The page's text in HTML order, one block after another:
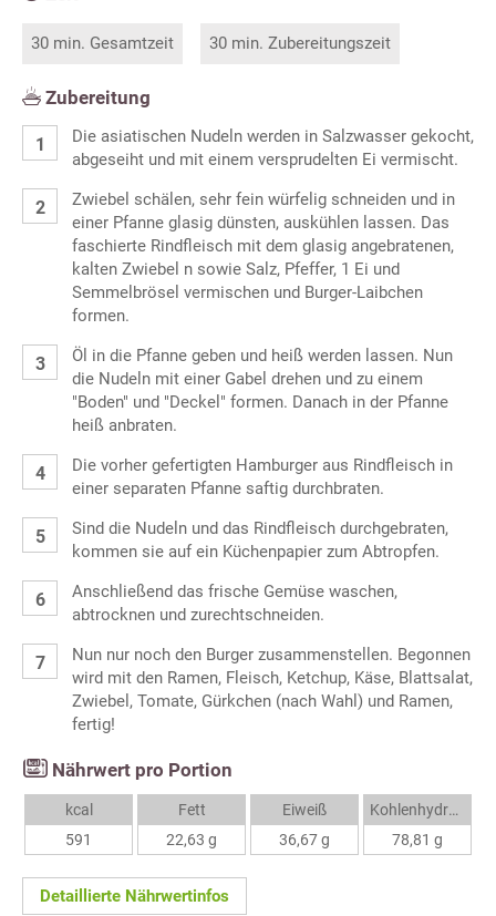
30 min. Gesamtzeit 30 min. Zubereitungszeit
Zubereitung
Die asiatischen Nudeln werden in Salzwasser gekocht,
abgeseiht und mit einem versprudelten Ei vermischt.
Zwiebel schälen, sehr fein würfelig schneiden und in
einer Pfanne glasig dünsten, auskühlen lassen. Das
faschierte Rindfleisch mit dem glasig angebratenen,
kalten Zwiebel n sowie Salz, Pfeffer, 1 Ei und
Semmelbrösel vermischen und Burger-Laibchen
formen.
Öl in die Pfanne geben und heiß werden lassen. Nun
die Nudeln mit einer Gabel drehen und zu einem
"Boden" und "Deckel" formen. Danach in der Pfanne
heiß anbraten.
Die vorher gefertigten Hamburger aus Rindfleisch in
einer separaten Pfanne saftig durchbraten.
Sind die Nudeln und das Rindfleisch durchgebraten,
kommen sie auf ein Küchenpapier zum Abtropfen.
Anschließend das frische Gemüse waschen,
abtrocknen und zurechtschneiden.
Nun nur noch den Burger zusammenstellen. Begonnen
wird mit den Ramen, Fleisch, Ketchup, Käse, Blattsalat,
Zwiebel, Tomate, Gürkchen (nach Wahl) und Ramen,
fertig!
Nährwert pro Portion
kcal
591
Fett
22,63 g
Eiweiß
36,67 g
Kohlenhydrate
78,81 g
Detaillierte Nährwertinfos